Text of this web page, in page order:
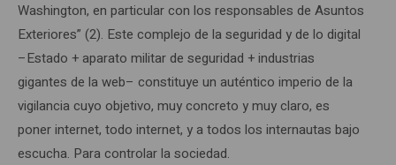
Washington, en particular con los responsables de Asuntos
Exteriores” (2). Este complejo de la seguridad y de lo digital
–Estado + aparato militar de seguridad + industrias
gigantes de la web– constituye un auténtico imperio de la
vigilancia cuyo objetivo, muy concreto y muy claro, es
poner internet, todo internet, y a todos los internautas bajo
escucha. Para controlar la sociedad.